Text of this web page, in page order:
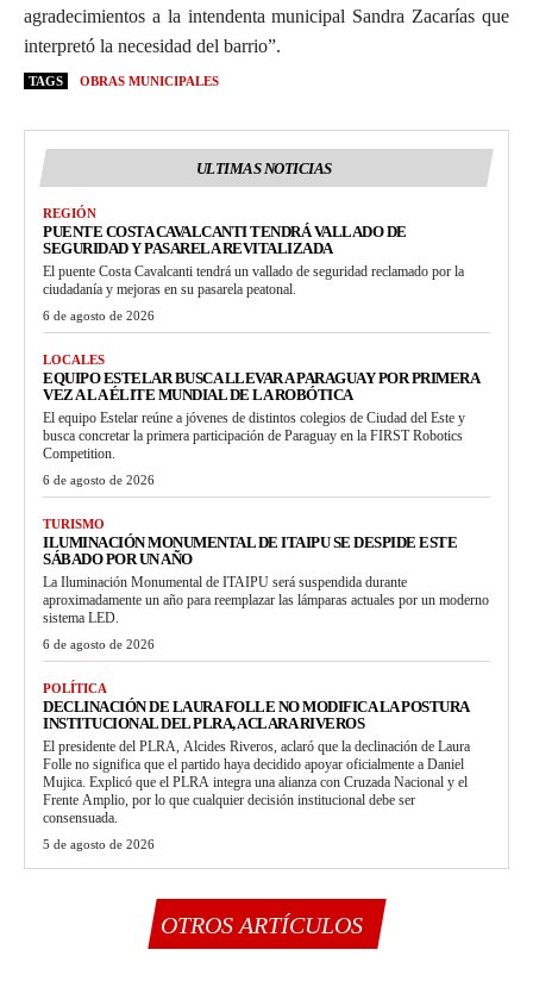
agradecimientos a la intendenta municipal Sandra Zacarías que
interpretó la necesidad del barrio”.
TAGS OBRAS MUNICIPALES
ULTIMAS NOTICIAS
REGIÓN
PUENTE COSTA CAVALCANTI TENDRÁ VALLADO DE
SEGURIDAD Y PASARELA REVITALIZADA
El puente Costa Cavalcanti tendrá un vallado de seguridad reclamado por la
ciudadanía y mejoras en su pasarela peatonal.
6 de agosto de 2026
LOCALES
EQUIPO ESTELAR BUSCA LLEVAR A PARAGUAY POR PRIMERA
VEZ A LA ÉLITE MUNDIAL DE LA ROBÓTICA
El equipo Estelar reúne a jóvenes de distintos colegios de Ciudad del Este y
busca concretar la primera participación de Paraguay en la FIRST Robotics
Competition.
6 de agosto de 2026
TURISMO
ILUMINACIÓN MONUMENTAL DE ITAIPU SE DESPIDE ESTE
SÁBADO POR UN AÑO
La Iluminación Monumental de ITAIPU será suspendida durante
aproximadamente un año para reemplazar las lámparas actuales por un moderno
sistema LED.
6 de agosto de 2026
POLÍTICA
DECLINACIÓN DE LAURA FOLLE NO MODIFICA LA POSTURA
INSTITUCIONAL DEL PLRA, ACLARA RIVEROS
El presidente del PLRA, Alcides Riveros, aclaró que la declinación de Laura
Folle no significa que el partido haya decidido apoyar oficialmente a Daniel
Mujica. Explicó que el PLRA integra una alianza con Cruzada Nacional y el
Frente Amplio, por lo que cualquier decisión institucional debe ser
consensuada.
5 de agosto de 2026
OTROS ARTÍCULOS